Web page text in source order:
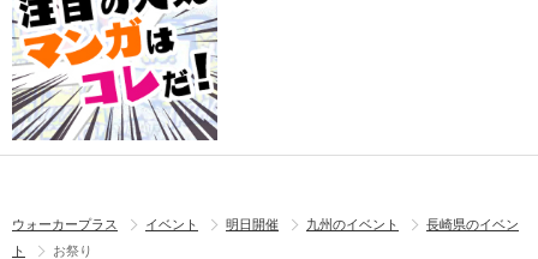
ウォーカープラス イベント 明日開催 九州のイベント
長崎県のイベン
ト
お祭り